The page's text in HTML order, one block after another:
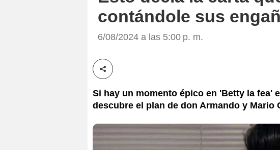
contándole sus
6/08/2024 a las 5:00 p. m.
Compartir esta noticia
Si hay un momento épico en 'Betty la fea'
descubre el plan de don Armando y Mario